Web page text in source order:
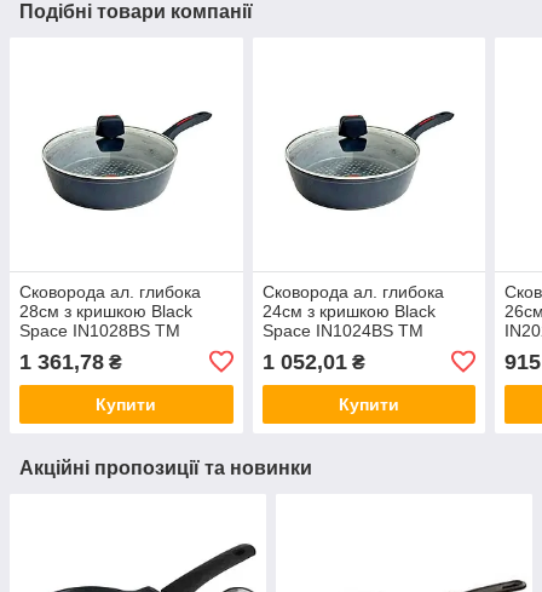
Подібні товари компанії
Сковорода ал. глибока
28см з кришкою Black
Space IN1028BS ТМ
1 361,78 ₴
Купити
Сковорода ал. глибока
24см з кришкою Black
Space IN1024BS ТМ
1 052,01₴
Купити
Акційні пропозиції та новинки